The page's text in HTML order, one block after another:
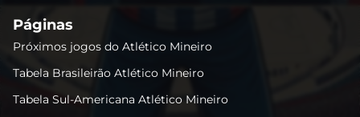
Páginas
Próximos jogos do Atlético Mineiro
Tabela Brasileirão Atlético Mineiro
Tabela Sul-Americana Atlético Mineiro